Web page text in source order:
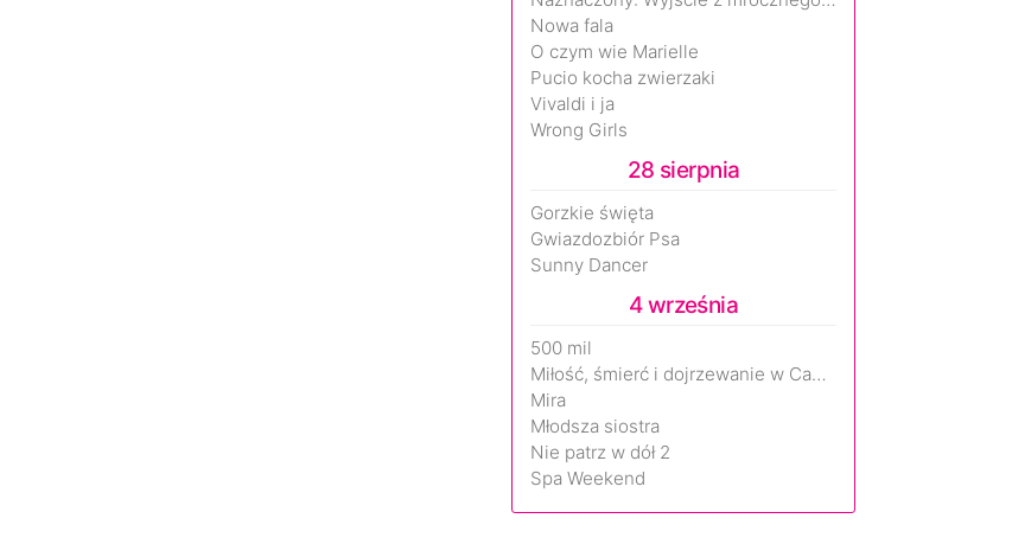
Nowa fala
O czym wie Marielle
Pucio kocha zwierzaki
Vivaldi i ja
Wrong Girls
28 sierpnia
Gorzkie święta
Gwiazdozbiór Psa
Sunny Dancer
4 września
500 mil
Miłość, śmierć i dojrzewanie w Camp Miasma
Mira
Młodsza siostra
Nie patrz w dół 2
Spa Weekend